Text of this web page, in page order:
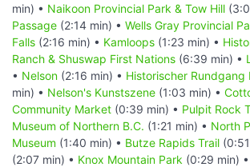
min) • Naikoon Provincial Park & Tow Hill
Passage (2:14 min) • Wells Gray Provincial
Falls (2:16 min) • Kamloops (1:23 min) •
Ranch & Shuswap First Nations (6:39 min) •
• Nelson (2:16 min) • Historischer Rundgang
min) • Nelson's Kunstszene (1:03 min) •
Community Market (0:39 min) • Pulpit Rock
Museum of Northern B.C. (1:21 min) • North
Museum (1:40 min) • Butze Rapids Trail
(2:07 min) • Knox Mountain Park (0:29 min) •